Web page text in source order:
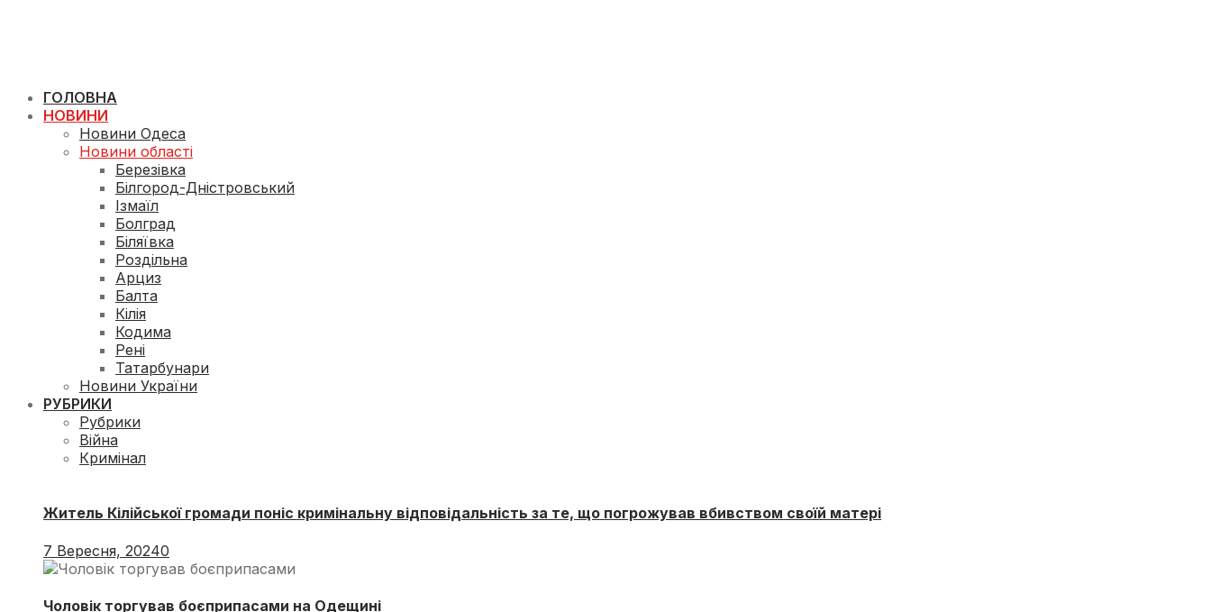
ГОЛОВНА
НОВИНИ
Новини Одеса
Новини області
Березівка
Білгород-Дністровський
Ізмаїл
Болград
Біляївка
Роздільна
Арциз
Балта
Кілія
Кодима
Рені
Татарбунари
Новини України
РУБРИКИ
Рубрики
Війна
Кримінал
Житель Кілійської громади поніс кримінальну відповідальність за те, що погрожував вбивством своїй матері
7 Вересня, 20240
Чоловік торгував боєприпасами на Одещині